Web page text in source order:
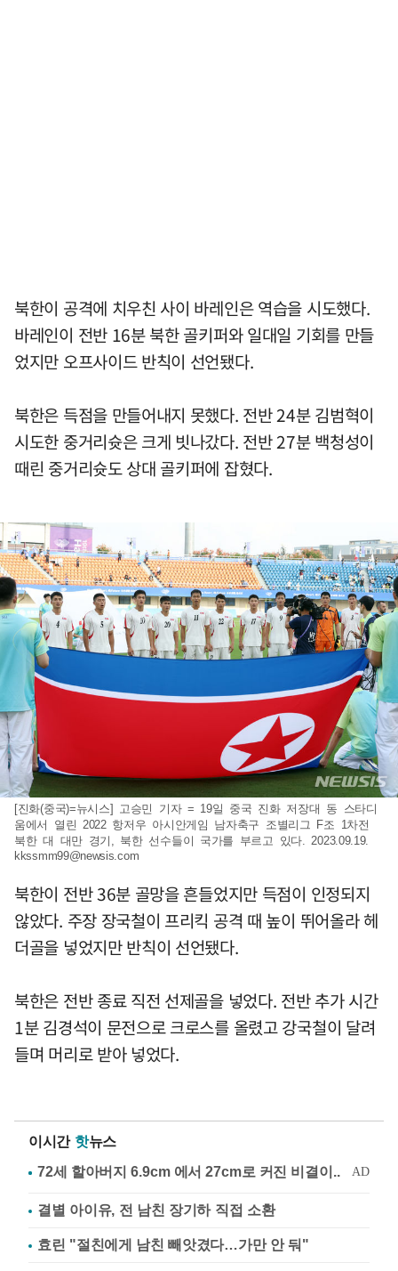
북한이 공격에 치우친 사이 바레인은 역습을 시도했다.
바레인이 전반 16분 북한 골키퍼와 일대일 기회를 만들
었지만 오프사이드 반칙이 선언됐다.
북한은 득점을 만들어내지 못했다. 전반 24분 김범혁이
시도한 중거리슛은 크게 빗나갔다. 전반 27분 백청성이
때린 중거리슛도 상대 골키퍼에 잡혔다.
[진화(중국)=뉴시스] 고승민 기자 = 19일 중국 진화 저장대 동 스타디
움에서 열린 2022 항저우 아시안게임 남자축구 조별리그 F조 1차전
북한 대 대만 경기, 북한 선수들이 국가를 부르고 있다. 2023.09.19.
kkssmm99@newsis.com
북한이 전반 36분 골망을 흔들었지만 득점이 인정되지
않았다. 주장 장국철이 프리킥 공격 때 높이 뛰어올라 헤
더골을 넣었지만 반칙이 선언됐다.
북한은 전반 종료 직전 선제골을 넣었다. 전반 추가 시간
1분 김경석이 문전으로 크로스를 올렸고 강국철이 달려
들며 머리로 받아 넣었다.
이시간 핫뉴스
결별 아이유, 전 남친 장기하 직접 소환
효린 "절친에게 남친 빼앗겼다…가만 안 둬"